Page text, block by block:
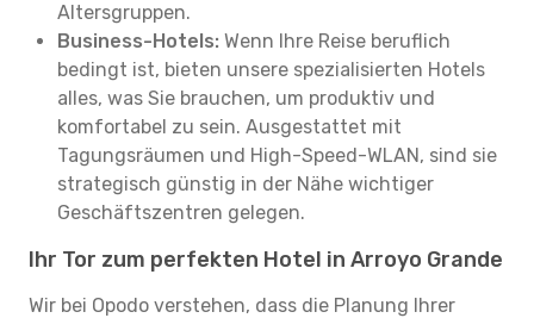
Altersgruppen.
Business-Hotels: Wenn Ihre Reise beruflich
bedingt ist, bieten unsere spezialisierten Hotels
alles, was Sie brauchen, um produktiv und
komfortabel zu sein. Ausgestattet mit
Tagungsräumen und High-Speed-WLAN, sind sie
strategisch günstig in der Nähe wichtiger
Geschäftszentren gelegen.
Ihr Tor zum perfekten Hotel in Arroyo Grande
Wir bei Opodo verstehen, dass die Planung Ihrer